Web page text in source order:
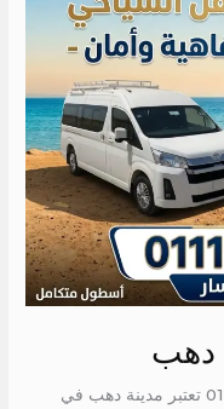
دهب
تاجير عربيه مكيفه الى دهب 01027549624 تعتبر مدينة دهب في